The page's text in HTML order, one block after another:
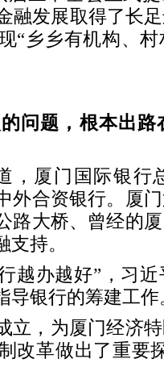
融发展取得了长
“乡乡有机构、
问题，根本出
，厦门国际银行
外合资银行。厦
路大桥、曾经的
持。
越办越好”，习
导银行的筹建工作
立，为厦门经济
改革做出了重要